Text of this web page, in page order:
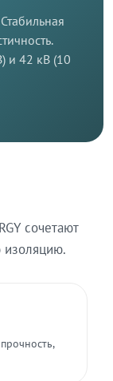
и 42 кВ (10
сочетают